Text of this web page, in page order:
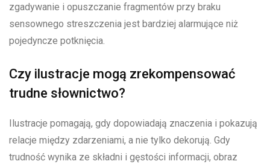
zgadywanie i opuszczanie fragmentów przy braku
sensownego streszczenia jest bardziej alarmujące niż
pojedyncze potknięcia.
Czy ilustracje mogą zrekompensować
trudne słownictwo?
Ilustracje pomagają, gdy dopowiadają znaczenia i pokazują
relacje między zdarzeniami, a nie tylko dekorują. Gdy
trudność wynika ze składni i gęstości informacji, obraz